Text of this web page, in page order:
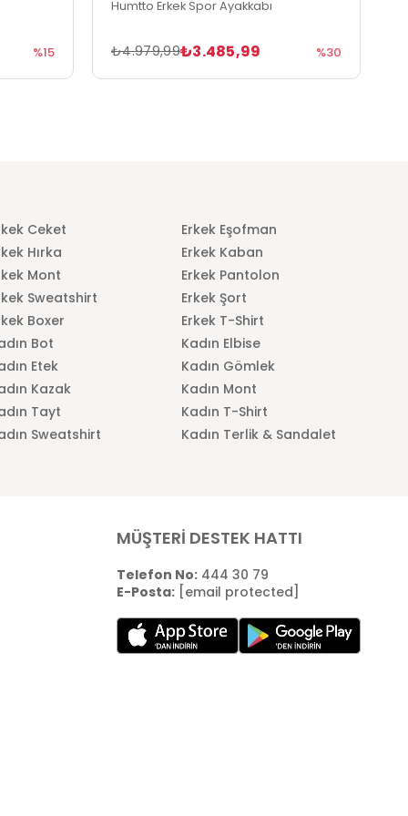
%15
Humtto Erkek Spor Ayakkabı
₺3.485,99
₺4.979,99 %30
Ceket
Erkek Eşofman
Hırka
Erkek Kaban
Mont
Erkek Pantolon
Sweatshirt
Erkek Şort
Boxer
Erkek T-Shirt
Bot
Kadın Elbise
Etek
Kadın Gömlek
Kazak
Kadın Mont
Tayt
Kadın T-Shirt
Sweatshirt Kadın Terlik & Sandalet
MÜŞTERİ DESTEK HATTI
Telefon No:444 30 79
E-Posta: [email protected]